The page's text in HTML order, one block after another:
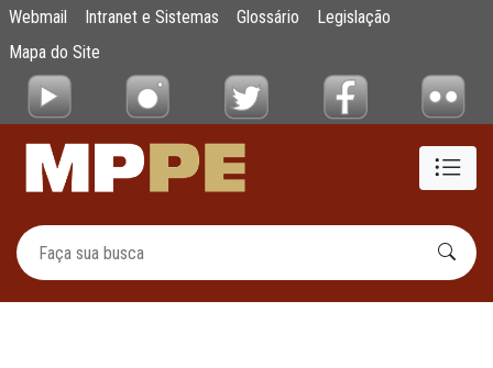
Pular para o Conteúdo principal
Nota Oficial
Webmail Intranet e Sistemas Glossário
Legislação
Mapa do Site